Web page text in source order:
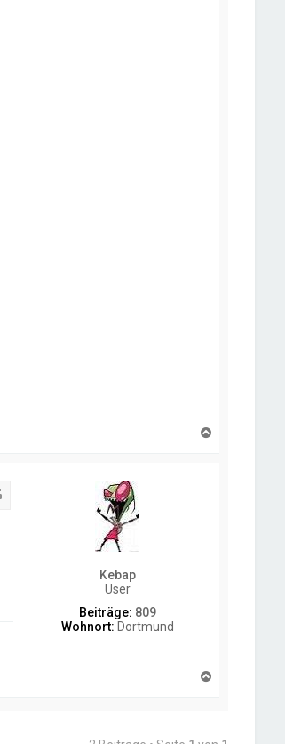
Kebap
User
Beiträge: 809
Wohnort: Dortmund